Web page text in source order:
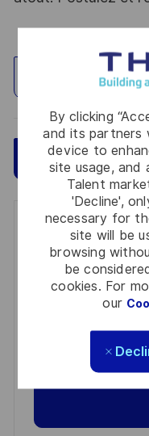
By clicking
and its partners
device to
site usage, and
Talent
'Decline',
necessary for
site will be
browsing
be
cookies. For
our
Explore
Apply Now
Get notified
You'll receive
(Required)
Review and agree
personal information